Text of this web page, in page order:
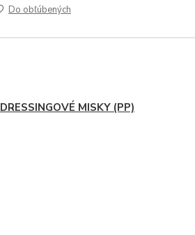
Do obľúbených
DRESSINGOVÉ MISKY (PP)